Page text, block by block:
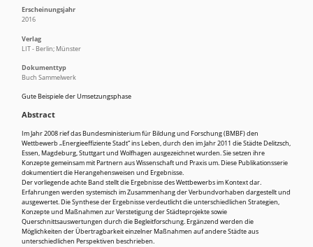
Gute Beispiele der Umsetzungsphase
Abstract
Im Jahr 2008 rief das Bundesministerium für Bildung und Forschung (BMBF) den
Wettbewerb „Energieeffiziente Stadt“ ins Leben, durch den im Jahr 2011 die Städte Delitzsch,
Essen, Magdeburg, Stuttgart und Wolfhagen ausgezeichnet wurden. Sie setzen ihre
Konzepte gemeinsam mit Partnern aus Wissenschaft und Praxis um. Diese Publikationsserie
dokumentiert die Herangehensweisen und Ergebnisse.
Der vorliegende achte Band stellt die Ergebnisse des Wettbewerbs im Kontext dar.
Erfahrungen werden systemisch im Zusammenhang der Verbundvorhaben dargestellt und
ausgewertet. Die Synthese der Ergebnisse verdeutlicht die unterschiedlichen Strategien,
Konzepte und Maßnahmen zur Verstetigung der Städteprojekte sowie
Querschnittsauswertungen durch die Begleitforschung. Ergänzend werden die
Möglichkeiten der Übertragbarkeit einzelner Maßnahmen auf andere Städte aus
unterschiedlichen Perspektiven beschrieben.
Erscheinungsjahr
2016
Verlag
LIT - Berlin; Münster
Dokumenttyp
Buch Sammelwerk